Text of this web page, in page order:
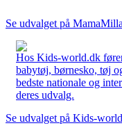
Se udvalget på
Hos Kids-world.dk
babytøj, børnesko, tøj
bedste nationale og
deres udvalg.
Se udvalget på Kids-